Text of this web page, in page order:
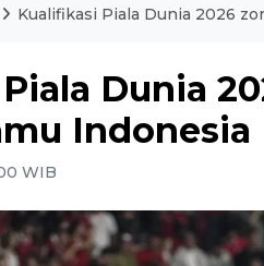
Kualifikasi Piala Dunia 2026
Dunia
Indonesia
WIB